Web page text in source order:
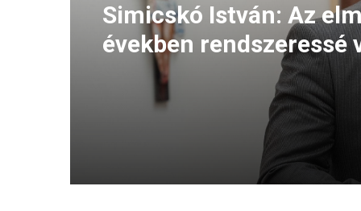
Simicskó István: Az
években rendszeressé
keresztények elleni
megnyilvánulások